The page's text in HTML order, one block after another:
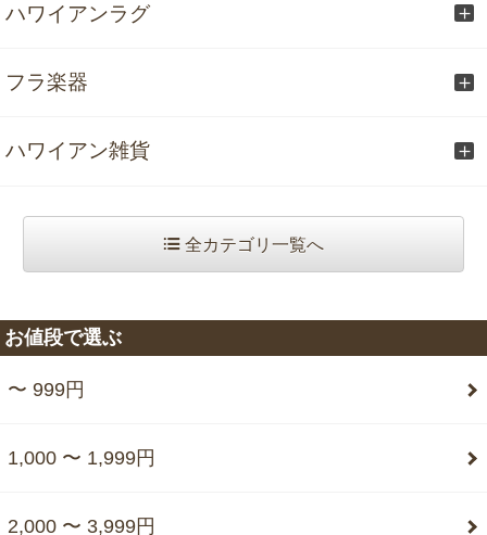
ハワイアンラグ
フラ楽器
ハワイアン雑貨
全カテゴリ一覧へ
お値段で選ぶ
〜 999円
1,000 〜 1,999円
2,000 〜 3,999円